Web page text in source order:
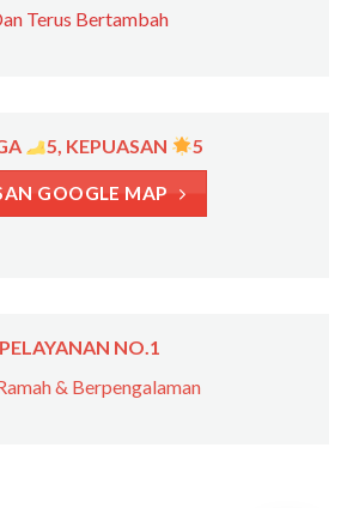
Terus Bertambah
5, KEPUASAN 5
GOOGLE MAP
PELAYANAN NO.1
& Berpengalaman